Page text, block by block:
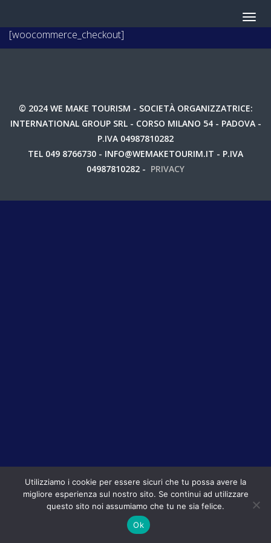
[woocommerce_checkout]
© 2024 WE MAKE TOURISM - SOCIETÀ ORGANIZZATRICE:
INTERNATIONAL GROUP SRL - CORSO MILANO 54 - PADOVA -
P.IVA 04987810282
TEL 049 8766730 - INFO@WEMAKETOURIM.IT - P.IVA
04987810282 - PRIVACY
Utilizziamo i cookie per essere sicuri che tu possa avere la
migliore esperienza sul nostro sito. Se continui ad utilizzare
questo sito noi assumiamo che tu ne sia felice.
Ok